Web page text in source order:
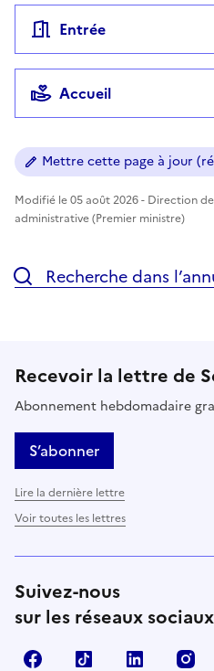
Entrée
Accueil
Mettre cette page à jour
Modifié le 05 août 2026 - Direction
administrative (Premier ministre)
Recherche dans
Recevoir la lettre de
Abonnement hebdomadaire
S’abonner
Lire la dernière lettre
Voir toutes les lettres
Suivez-nous
sur les réseaux sociaux
FacebookTikTok LinkedIn